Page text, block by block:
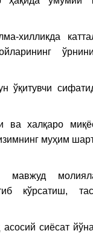
хилликда
ўқитувчи
ва халқаро
муҳим
мавжуд
кўрсатиш,
асосий сиёсат